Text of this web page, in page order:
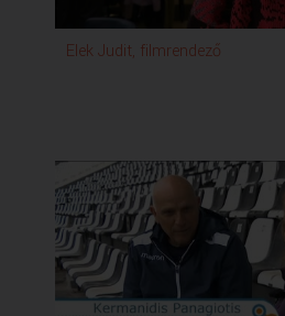
Elek Judit, filmrendező